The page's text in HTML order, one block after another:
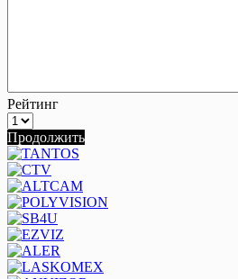
Рейтинг
Продолжить